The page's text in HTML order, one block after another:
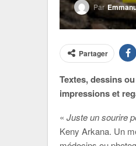
Par
Partager
Textes, dessins
impressions et
« Juste un sourire
Keny Arkana. Un